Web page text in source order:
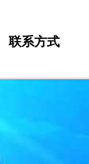
联系方式